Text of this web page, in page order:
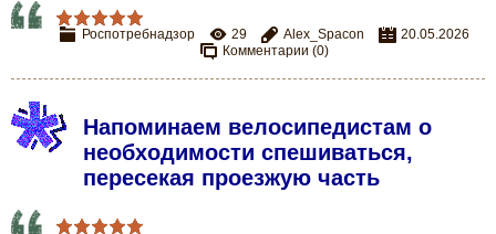
Роспотребнадзор 29 Alex_Spacon
20.05.2026
Комментарии (0)
Напоминаем велосипедистам о
необходимости спешиваться,
пересекая проезжую часть